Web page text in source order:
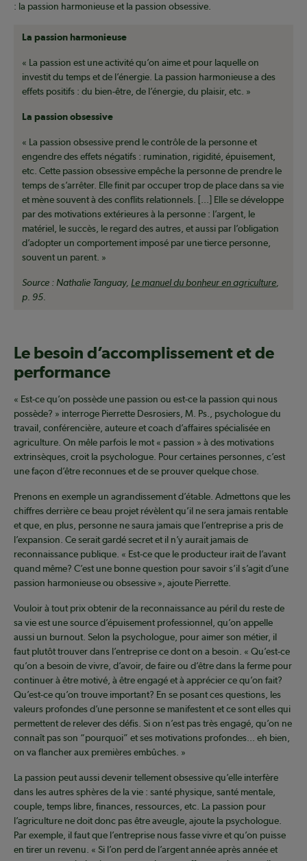
: la passion harmonieuse et la passion obsessive.
La passion harmonieuse
« La passion est une activité qu’on aime et pour laquelle on
investit du temps et de l’énergie. La passion harmonieuse a des
effets positifs : du bien-être, de l’énergie, du plaisir, etc. »
La passion obsessive
« La passion obsessive prend le contrôle de la personne et
engendre des effets négatifs : rumination, rigidité, épuisement,
etc. Cette passion obsessive empêche la personne de prendre le
temps de s’arrêter. Elle finit par occuper trop de place dans sa vie
et mène souvent à des conflits relationnels. [...] Elle se développe
par des motivations extérieures à la personne : l’argent, le
matériel, le succès, le regard des autres, et aussi par l’obligation
d’adopter un comportement imposé par une tierce personne,
souvent un parent. »
Source : Nathalie Tanguay, Le manuel du bonheur en agriculture,
p. 95.
Le besoin d’accomplissement et de
performance
« Est-ce qu’on possède une passion ou est-ce la passion qui nous
possède? » interroge Pierrette Desrosiers, M. Ps., psychologue du
travail, conférencière, auteure et coach d’affaires spécialisée en
agriculture. On mêle parfois le mot « passion » à des motivations
extrinsèques, croit la psychologue. Pour certaines personnes, c’est
une façon d’être reconnues et de se prouver quelque chose.
Prenons en exemple un agrandissement d’étable. Admettons que les
chiffres derrière ce beau projet révèlent qu’il ne sera jamais rentable
et que, en plus, personne ne saura jamais que l’entreprise a pris de
l’expansion. Ce serait gardé secret et il n’y aurait jamais de
reconnaissance publique. « Est-ce que le producteur irait de l’avant
quand même? C’est une bonne question pour savoir s’il s’agit d’une
passion harmonieuse ou obsessive », ajoute Pierrette.
Vouloir à tout prix obtenir de la reconnaissance au péril du reste de
sa vie est une source d’épuisement professionnel, qu’on appelle
aussi un burnout. Selon la psychologue, pour aimer son métier, il
faut plutôt trouver dans l’entreprise ce dont on a besoin. « Qu’est-ce
qu’on a besoin de vivre, d’avoir, de faire ou d’être dans la ferme pour
continuer à être motivé, à être engagé et à apprécier ce qu’on fait?
Qu’est-ce qu’on trouve important? En se posant ces questions, les
valeurs profondes d’une personne se manifestent et ce sont elles qui
permettent de relever des défis. Si on n’est pas très engagé, qu’on ne
connaît pas son “pourquoi” et ses motivations profondes... eh bien,
on va flancher aux premières embûches. »
La passion peut aussi devenir tellement obsessive qu’elle interfère
dans les autres sphères de la vie : santé physique, santé mentale,
couple, temps libre, finances, ressources, etc. La passion pour
l’agriculture ne doit donc pas être aveugle, ajoute la psychologue.
Par exemple, il faut que l’entreprise nous fasse vivre et qu’on puisse
en tirer un revenu. « Si l’on perd de l’argent année après année et